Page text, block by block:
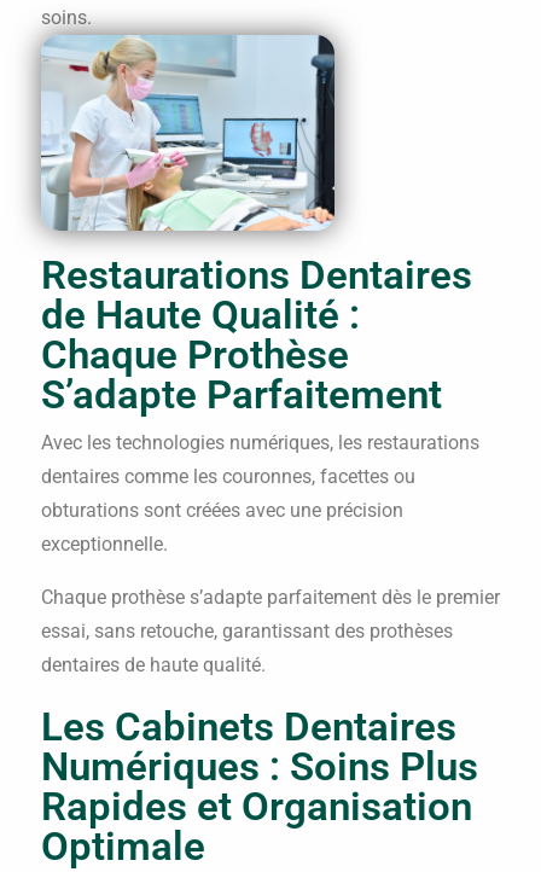
soins.
Restaurations Dentaires
de Haute Qualité :
Chaque Prothèse
S’adapte Parfaitement
Avec les technologies numériques, les restaurations
dentaires comme les couronnes, facettes ou
obturations sont créées avec une précision
exceptionnelle.
Chaque prothèse s’adapte parfaitement dès le premier
essai, sans retouche, garantissant des prothèses
dentaires de haute qualité.
Les Cabinets Dentaires
Numériques : Soins Plus
Rapides et Organisation
Optimale